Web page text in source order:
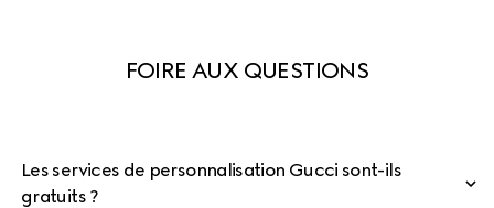
FOIRE AUX QUESTIONS
Les services de personnalisation Gucci sont-ils
gratuits ?